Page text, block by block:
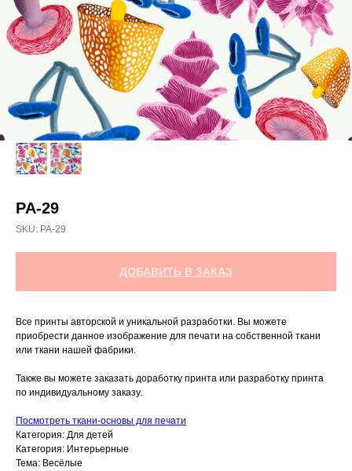
PA-29
SKU: РА-29
ДОБАВИТЬ В ЗАКАЗ
Все принты авторской и уникальной разработки. Вы можете
приобрести данное изображение для печати на собственной ткани
или ткани нашей фабрики.
Также вы можете заказать доработку принта или разработку принта
по индивидуальному заказу.
Посмотреть ткани-основы для печати
Категория: Для детей
Категория: Интерьерные
Тема: Весёлые